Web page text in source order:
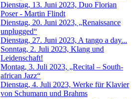
Dienstag, 13. Juni 2023, Duo Florian
Poser - Martin Flindt
Dienstag, 20. Juni 2023, „Renaissance
unplugged“
Dienstag, 27. Juni 2023, A tango a day...
Sonntag, 2. Juli 2023, Klang und
Leidenschaft!
Montag, 3. Juli 2023, „Recital – South-
african Jazz“
Dienstag, 4. Juli 2023, Werke für Klavier
von Schumann und Brahms